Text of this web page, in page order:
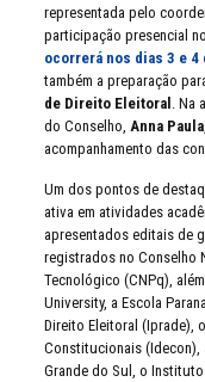
representada pelo
participação presencial no
ocorrerá nos dias 3 e
também a preparação
de Direito Eleitoral .
do Conselho, Anna Paula
acompanhamento das
Um dos pontos de
ativa em atividades
apresentados editais de
registrados no Conselho
Tecnológico (CNPq),
University, a Escola
Direito Eleitoral (Iprade),
Constitucionais
Grande do Sul, o